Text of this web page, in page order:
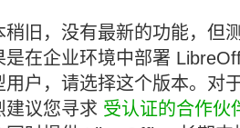
稍旧，没有最新的功能，但
是在企业环境中部署
用户，请选择这个版本。对
建议您寻求 受认证的合作伙